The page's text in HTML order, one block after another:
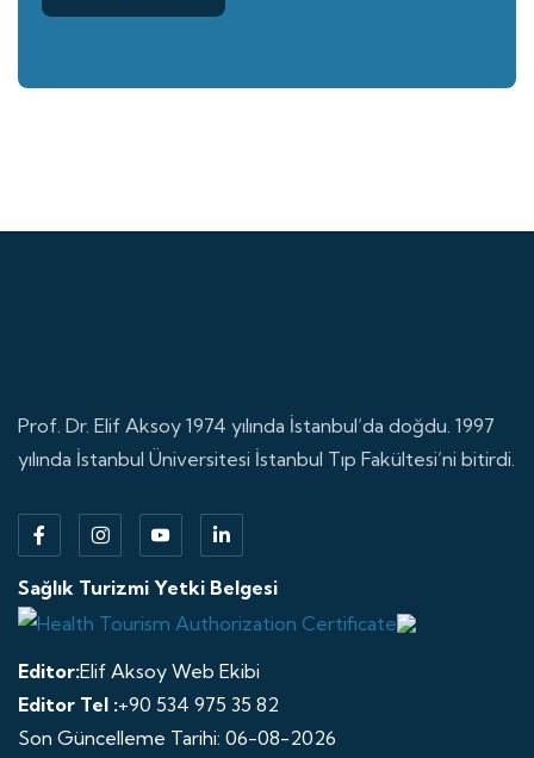
Prof. Dr. Elif Aksoy 1974 yılında İstanbul’da doğdu. 1997
yılında İstanbul Üniversitesi İstanbul Tıp Fakültesi’ni bitirdi.
Sağlık Turizmi Yetki Belgesi
Editor:Elif Aksoy Web Ekibi
Editor Tel :+90 534 975 35 82
Son Güncelleme Tarihi: 06-08-2026